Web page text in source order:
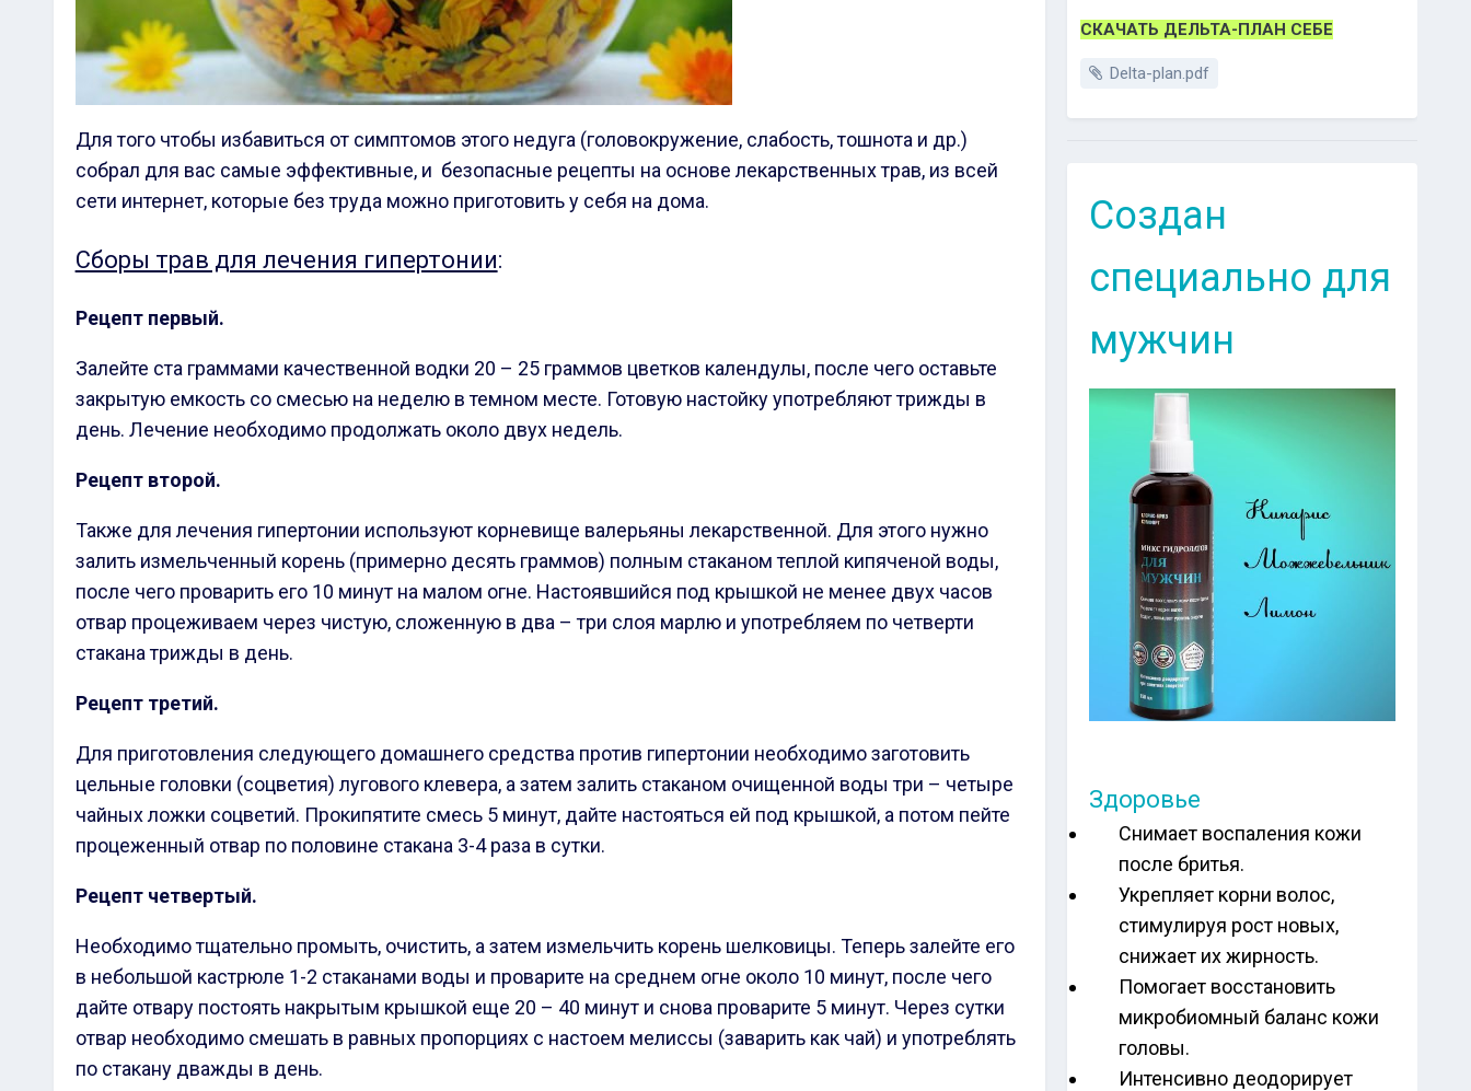
Для того чтобы избавиться от симптомов этого недуга (головокружение, слабость, тошнота и др.)
собрал для вас самые эффективные, и безопасные рецепты на основе лекарственных трав, из всей
сети интернет, которые без труда можно приготовить у себя на дома.
Сборы трав для лечения гипертонии:
Рецепт первый.
Залейте ста граммами качественной водки 20 – 25 граммов цветков календулы, после чего оставьте
закрытую емкость со смесью на неделю в темном месте. Готовую настойку употребляют трижды в
день. Лечение необходимо продолжать около двух недель.
Рецепт второй.
Также для лечения гипертонии используют корневище валерьяны лекарственной. Для этого нужно
залить измельченный корень (примерно десять граммов) полным стаканом теплой кипяченой воды,
после чего проварить его 10 минут на малом огне. Настоявшийся под крышкой не менее двух часов
отвар процеживаем через чистую, сложенную в два – три слоя марлю и употребляем по четверти
стакана трижды в день.
Рецепт третий.
Для приготовления следующего домашнего средства против гипертонии необходимо заготовить
цельные головки (соцветия) лугового клевера, а затем залить стаканом очищенной воды три – четыре
чайных ложки соцветий. Прокипятите смесь 5 минут, дайте настояться ей под крышкой, а потом пейте
процеженный отвар по половине стакана 3-4 раза в сутки.
Рецепт четвертый.
Необходимо тщательно промыть, очистить, а затем измельчить корень шелковицы. Теперь залейте его
в небольшой кастрюле 1-2 стаканами воды и проварите на среднем огне около 10 минут, после чего
дайте отвару постоять накрытым крышкой еще 20 – 40 минут и снова проварите 5 минут. Через сутки
отвар необходимо смешать в равных пропорциях с настоем мелиссы (заварить как чай) и употреблять
по стакану дважды в день.
СКАЧАТЬ ДЕЛЬТА-ПЛАН СЕБЕ
Delta-plan.pdf
Создан
специально для
мужчин
Здоровье
Снимает воспаления кожи
после бритья.
Укрепляет корни волос,
стимулируя рост новых,
снижает их жирность.
Помогает восстановить
микробиомный баланс кожи
головы.
Интенсивно деодорирует